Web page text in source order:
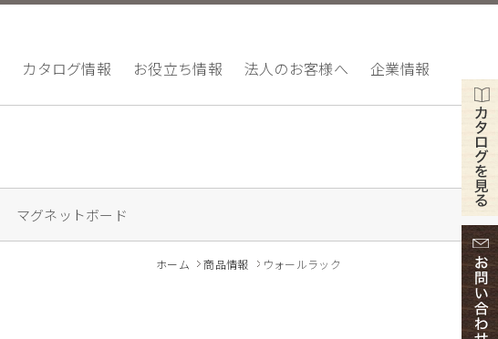
カタログ情報 お役立ち情報 法人のお客様へ 企業情報
マグネットボード
ホーム 商品情報 ウォールラック